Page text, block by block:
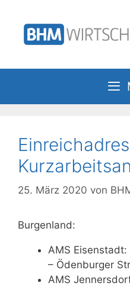
Inhalt
springen
25. März 2020 von
Burgenland:
AMS Eisenstadt:
– Ödenburger
AMS